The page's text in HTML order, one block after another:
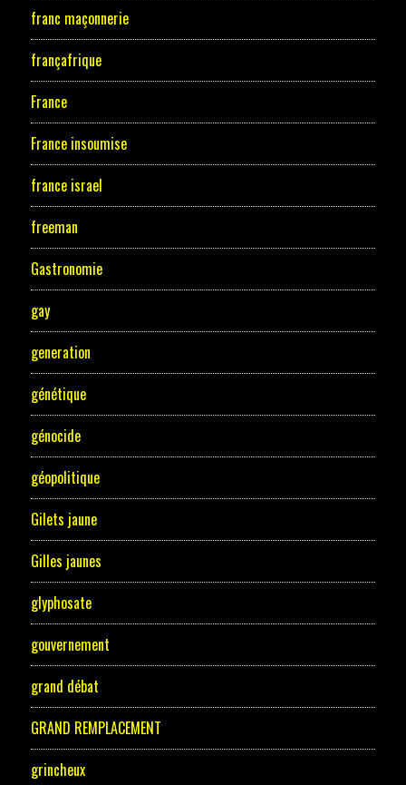
franc maçonnerie
françafrique
France
France insoumise
france israel
freeman
Gastronomie
gay
generation
génétique
génocide
géopolitique
Gilets jaune
Gilles jaunes
glyphosate
gouvernement
grand débat
GRAND REMPLACEMENT
grincheux